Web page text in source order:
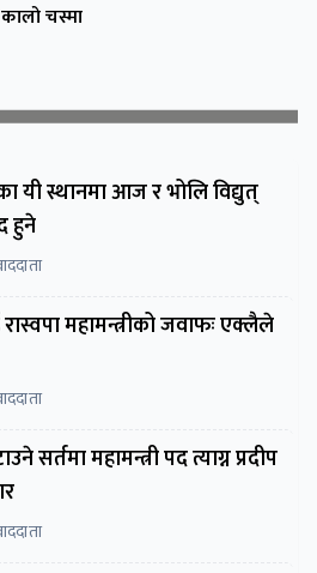
कालो चस्मा
यी स्थानमा आज र भोलि विद्युत्
हुने
महामन्त्रीको जवाफः एक्लैले
सर्तमा महामन्त्री पद त्याग्न प्रदीप